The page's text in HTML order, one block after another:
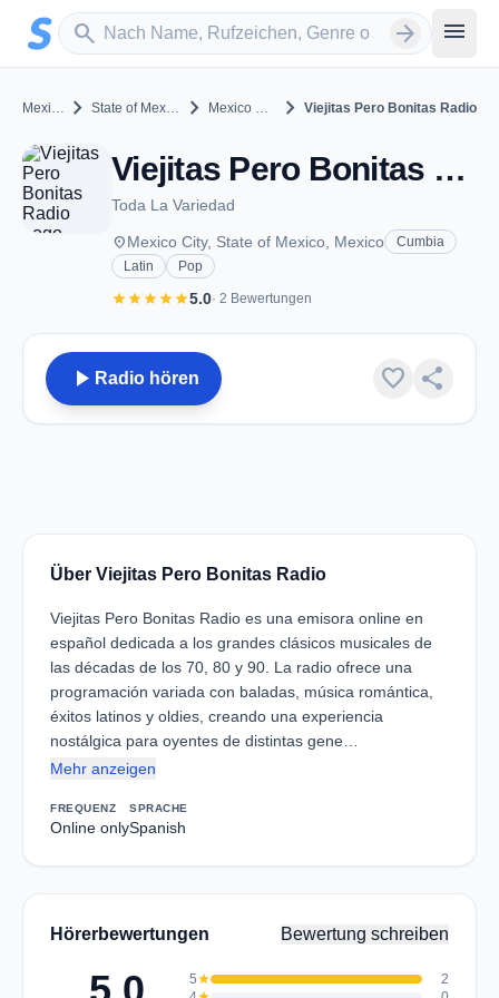
Zum Hauptinhalt springen
search
Sender suchen arrow_forward menu
Mexico chevron_right State of Mexico chevron_right Mexico City chevron_right Viejitas Pero Bonitas Radio
Viejitas Pero Bonitas Radio - Mexico City
Toda La Variedad
placeMexico City, State of Mexico, Mexico
Cumbia
Latin
Pop
starstarstarstarstar5.0· 2 Bewertungen
play_arrow Radio hören favorite share
Über Viejitas Pero Bonitas Radio
Viejitas Pero Bonitas Radio es una emisora online en
español dedicada a los grandes clásicos musicales de
las décadas de los 70, 80 y 90. La radio ofrece una
programación variada con baladas, música romántica,
éxitos latinos y oldies, creando una experiencia
nostálgica para oyentes de distintas gene…
Mehr anzeigen
FREQUENZ
Online only
SPRACHE
Spanish
Hörerbewertungen Bewertung schreiben
5star
2